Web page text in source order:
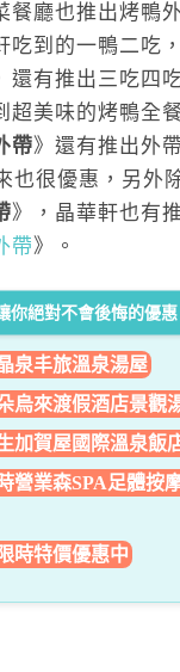
餐廳也推出烤鴨
吃到的一鴨二吃
還有推出三吃四
超美味的烤鴨全
帶》還有推出外
也很優惠，另外
》，晶華軒也有
帶》。
你絕對不會後悔的優惠
泉丰旅溫泉湯屋
烏來渡假酒店景觀
加賀屋國際溫泉飯
營業森SPA足體按
時特價優惠中